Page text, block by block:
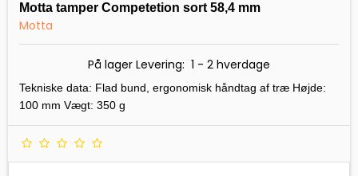
Motta tamper Competetion sort 58,4 mm
Motta
På lager Levering: 1 - 2 hverdage
Tekniske data: Flad bund, ergonomisk håndtag af træ Højde:
100 mm Vægt: 350 g